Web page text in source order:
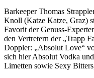
Barkeeper Thomas
Knoll (Katze Katze, Graz)
Favorit der Genuss-
den Vertretern der „Trapp
Doppler: „Absolut Love“
sich hier Absolut Vodka
Limetten sowie Sexy